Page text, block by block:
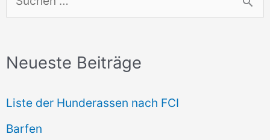
u
h
n
n
Neueste Beiträge
Liste der Hunderassen nach FCI
Barfen